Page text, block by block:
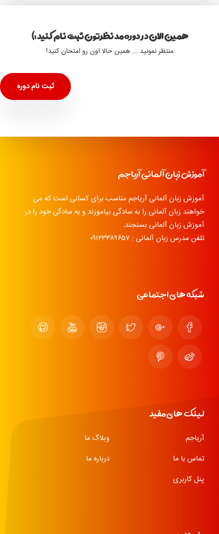
همین الان در دوره مد نظرتون ثبت نام کنید :)
منتظر نمونید ... همین حالا اون رو امتحان کنید!
ثبت نام دوره
آموزش زبان آلمانی آریاجم
آموزش زبان آلمانی آریاجم مناسب برای کسانی است که می
خواهند زبان آلمانی را به سادگی بیاموزند و به سادگی خود را در
آموزش زبان آلمانی بسنجند.
تلفن مدرس زبان آلمانی : ۰۹۱۲۳۳۸۹۶۵۷
شبکه های اجتماعی
لینک های مفید
آریاجم
وبلاگ ما
تماس با ما
درباره ما
پنل کاربری